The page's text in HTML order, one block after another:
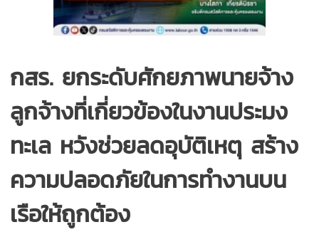
กสร. ยกระดับศักยภาพนายจ้าง
ลูกจ้างที่เกี่ยวข้องในงานประมง
ทะเล หวังช่วยลดอุบัติเหตุ สร้าง
ความปลอดภัยในการทำงานบน
เรือให้ถูกต้อง